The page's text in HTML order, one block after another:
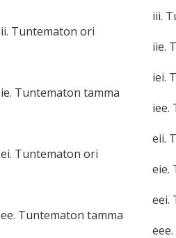
ii. Tuntematon ori
iii.
iie.
ie. Tuntematon tamma
iei.
iee.
ei. Tuntematon ori
eii.
eie.
ee. Tuntematon tamma
eei.